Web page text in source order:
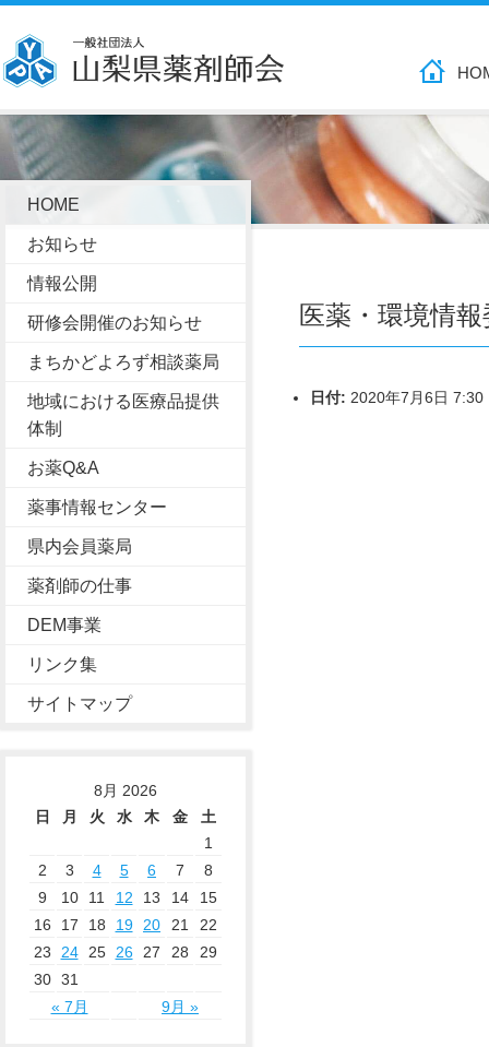
HOME
お知らせ
情報公開
研修会開催のお知らせ
まちかどよろず相談薬局
地域における医療品提供
体制
お薬Q&A
薬事情報センター
県内会員薬局
薬剤師の仕事
DEM事業
リンク集
サイトマップ
8月 2026
日
月 火 水 木 金
土
1
2
3 4 5 6 7
8
9
10 11 12 13 14
15
16
17 18 19 20 21
22
23
24 25 26 27 28
29
30 31
« 7月
9月 »
医薬・環境情
日付: 2020年7月6日 7:30